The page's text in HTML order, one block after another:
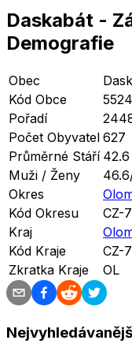
Daskabát -
Demografie
Obec
Kód Obce
Pořadí
Počet Obyvatel 627
Průměrné Stáří
Muži / Ženy
Okres
Kód Okresu
CZ-
Kraj
Kód Kraje
CZ-
Zkratka Kraje
OL